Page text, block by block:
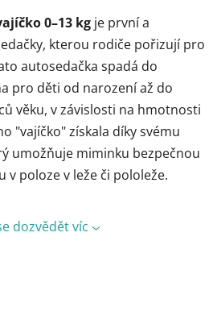
0–13 kg je první a
kterou rodiče pořizují pro
autosedačka spadá do
pro děti od narození až do
věku, v závislosti na hmotnosti
"vajíčko" získala díky svému
umožňuje miminku bezpečnou
poloze v leže či pololeže.
dozvědět víc